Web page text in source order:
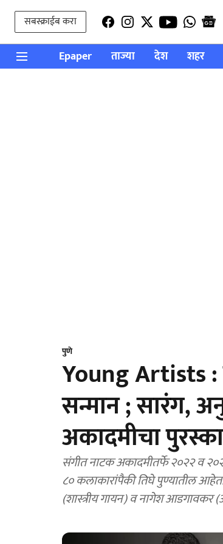
सबस्क्राईब करा
Epaper ताज्या देश शहर
पुणे
Young Artists :
सन्मान ; सारंग,
अकादमीचा
संगीत नाटक अकादमीतर्फे २०२२ व
८० कलाकारांपैकी तिघे पुण्यातील
(शास्त्रीय गायन) व नागेश